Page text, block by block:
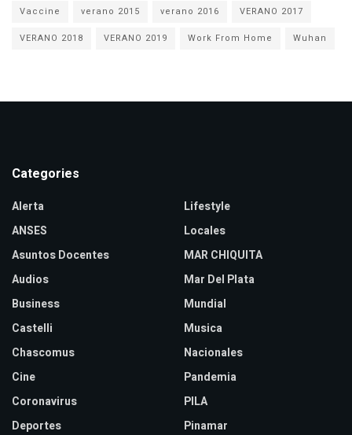
Vaccine
verano 2015 verano 2016
VERANO 2017
VERANO 2018
VERANO 2019 Work From Home Wuhan
Categories
Alerta
ANSES
Asuntos Docentes
Audios
Business
Castelli
Chascomus
Cine
Coronavirus
Deportes
Lifestyle
Locales
MAR CHIQUITA
Mar Del Plata
Mundial
Musica
Nacionales
Pandemia
PILA
Pinamar